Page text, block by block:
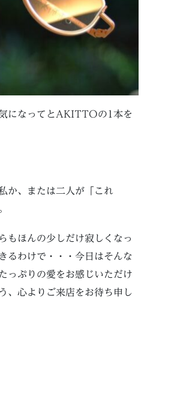
になってとAKITTOの1本を
か、または二人が「これ
もほんの少しだけ寂しくなっ
るわけで・・・今日はそんな
っぷりの愛をお感じいただけ
、心よりご来店をお待ち申し